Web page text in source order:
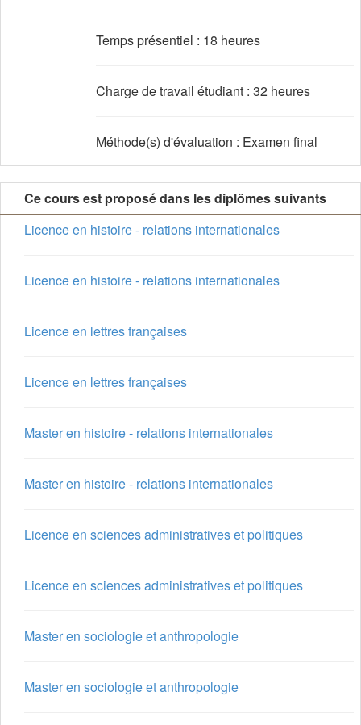
Temps présentiel : 18 heures
Charge de travail étudiant : 32 heures
Méthode(s) d'évaluation : Examen final
Ce cours est proposé dans les diplômes suivants
Licence en histoire - relations internationales
Licence en histoire - relations internationales
Licence en lettres françaises
Licence en lettres françaises
Master en histoire - relations internationales
Master en histoire - relations internationales
Licence en sciences administratives et politiques
Licence en sciences administratives et politiques
Master en sociologie et anthropologie
Master en sociologie et anthropologie